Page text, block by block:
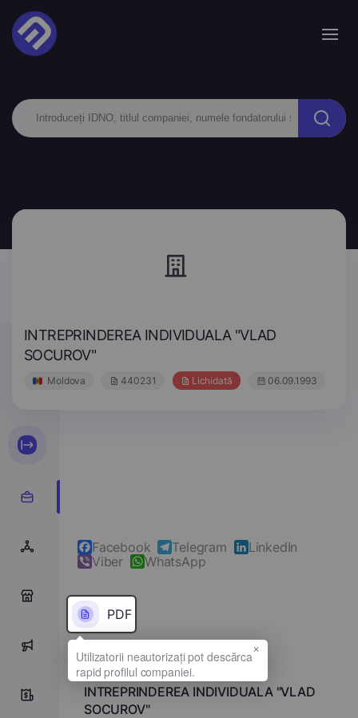
INTREPRINDEREA INDIVIDUALA "VLAD
SOCUROV"
Moldova 440231 Lichidată 06.09.1993
0
Facebook Telegram
LinkedIn
Viber
WhatsApp
PDF
Denumirea completă
INTREPRINDEREA INDIVIDUALA "VLAD
SOCUROV"
×